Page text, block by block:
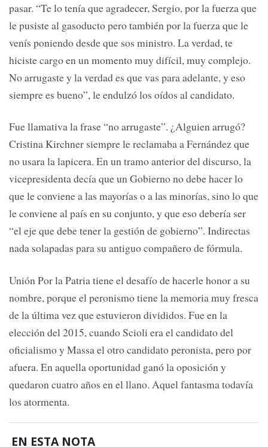
pasar. “Te lo tenía que agradecer, Sergio, por la fuerza que
le pusiste al gasoducto pero también por la fuerza que le
venís poniendo desde que sos ministro. La verdad, te
hiciste cargo en un momento muy difícil, muy complejo.
No arrugaste y la verdad es que vas para adelante, y eso
siempre es bueno”, le endulzó los oídos al candidato.
Fue llamativa la frase “no arrugaste”. ¿Alguien arrugó?
Cristina Kirchner siempre le reclamaba a Fernández que
no usara la lapicera. En un tramo anterior del discurso, la
vicepresidenta decía que un Gobierno no debe hacer lo
que le conviene a las mayorías o a las minorías, sino lo que
le conviene al país en su conjunto, y que eso debería ser
“el eje que debe tener la gestión de gobierno”. Indirectas
nada solapadas para su antiguo compañero de fórmula.
Unión Por la Patria tiene el desafío de hacerle honor a su
nombre, porque el peronismo tiene la memoria muy fresca
de la última vez que estuvieron divididos. Fue en la
elección del 2015, cuando Scioli era el candidato del
oficialismo y Massa el otro candidato peronista, pero por
afuera. En aquella oportunidad ganó la oposición y
quedaron cuatro años en el llano. Aquel fantasma todavía
los atormenta.
EN ESTA NOTA